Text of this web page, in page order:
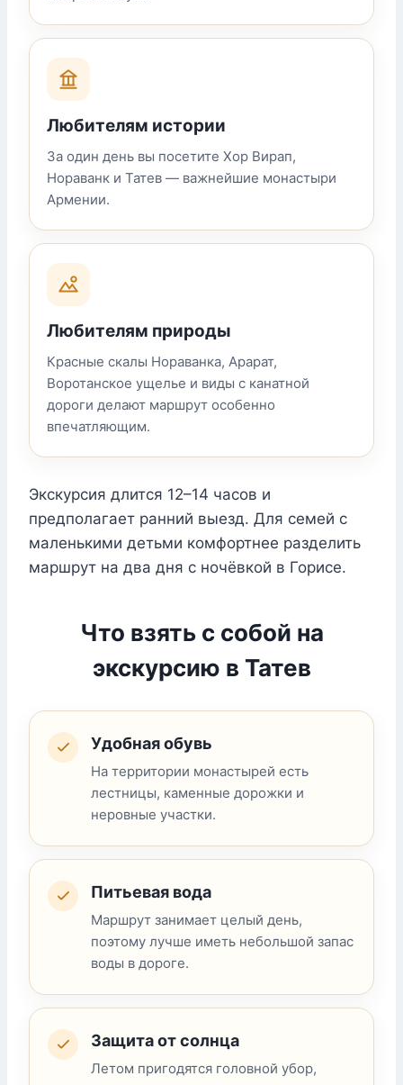
Любителям истории
За один день вы посетите Хор Вирап,
Нораванк и Татев — важнейшие монастыри
Армении.
Любителям природы
Красные скалы Нораванка, Арарат,
Воротанское ущелье и виды с канатной
дороги делают маршрут особенно
впечатляющим.
Экскурсия длится 12–14 часов и
предполагает ранний выезд. Для семей с
маленькими детьми комфортнее разделить
маршрут на два дня с ночёвкой в Горисе.
Что взять с собой на
экскурсию в Татев
Удобная обувь
На территории монастырей есть
лестницы, каменные дорожки и
неровные участки.
Питьевая вода
Маршрут занимает целый день,
поэтому лучше иметь небольшой запас
воды в дороге.
Защита от солнца
Летом пригодятся головной убор,